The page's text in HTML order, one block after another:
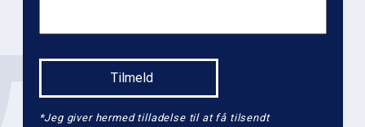
*Jeg giver hermed tilladelse til at få tilsendt